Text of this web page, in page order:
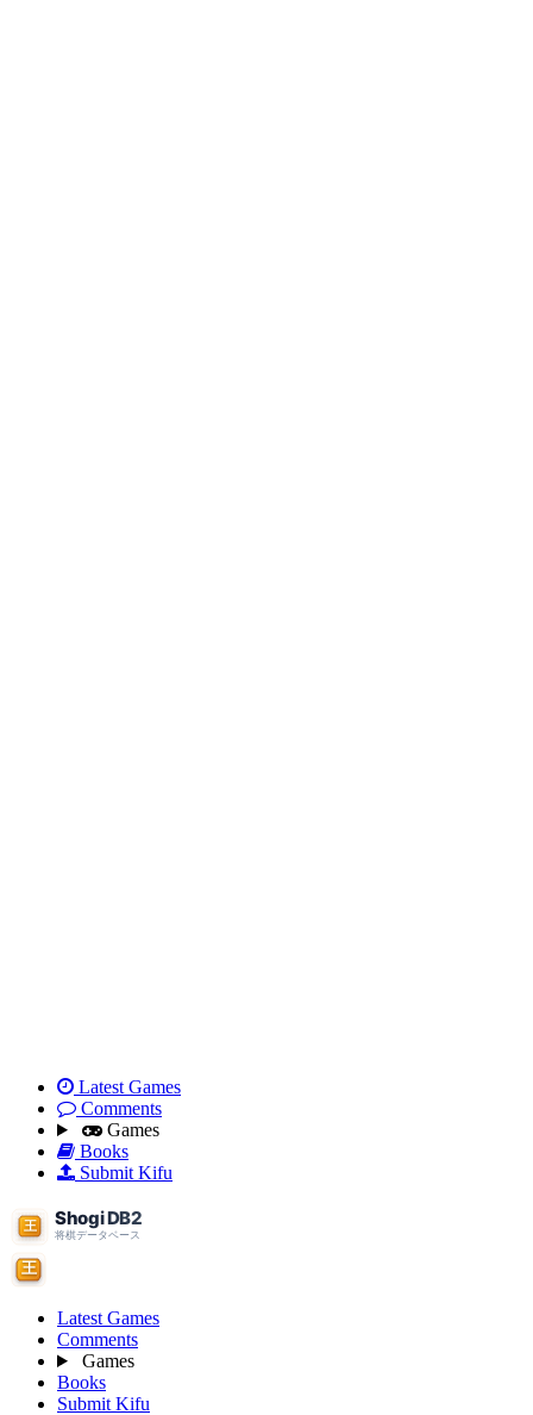
Latest Games
Comments
Games
Books
Submit Kifu
Latest Games
Comments
Games
Books
Submit Kifu